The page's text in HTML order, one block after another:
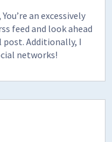
an excessively
feed and look ahead
Additionally, I
networks!